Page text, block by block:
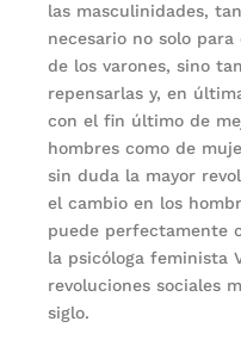
las masculinidades,
necesario no solo
de los varones, sino
repensarlas y, en
con el fin último de
hombres como de
sin duda la mayor
el cambio en los
puede perfectamente
la psicóloga feminista
revoluciones sociales
siglo.